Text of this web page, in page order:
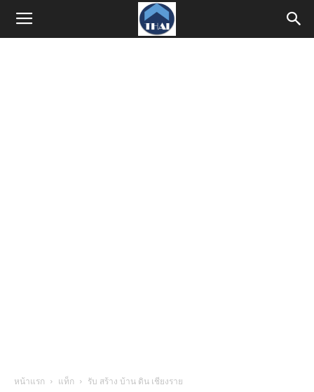
หน้าแรก แท็ก รับ สร้าง บ้าน ดิน เชียงราย